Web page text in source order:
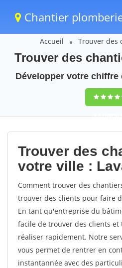
Chantier
Accueil Trouver des
Trouver des
Développer votre chiffre
9,5(100%)
votes
Trouver des
votre ville :
Comment trouver des
trouver des clients pour faire
En tant qu'entreprise du
facile de trouver des clients
réaliser rapidement. Notre
vous permet de rentrer en
instantannée avec des